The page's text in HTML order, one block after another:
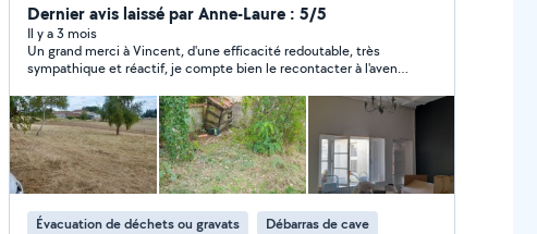
Dernier avis laissé par Anne-Laure : 5/5
Il y a 3 mois
Un grand merci à Vincent, d'une efficacité redoutable, très
sympathique et réactif, je compte bien le recontacter à l'avenir.
Évacuation de déchets ou gravats Débarras de cave